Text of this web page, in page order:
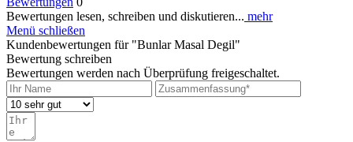
Bewertungen lesen, schreiben und diskutieren... mehr
Menü schließen
Kundenbewertungen für "Bunlar Masal Degil"
Bewertung schreiben
Bewertungen werden nach Überprüfung freigeschaltet.